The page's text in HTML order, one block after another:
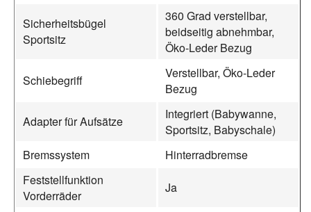
Sicherheitsbügel
Sportsitz
360 Grad verstellbar,
beidseitig abnehmbar,
Öko-Leder Bezug
Schiebegriff
Verstellbar, Öko-Leder
Bezug
Adapter für Aufsätze
Integriert (Babywanne,
Sportsitz, Babyschale)
Bremssystem
Hinterradbremse
Feststellfunktion
Vorderräder
Ja